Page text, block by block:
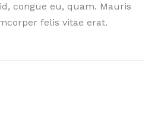
congue eu, quam. Mauris
felis vitae erat.